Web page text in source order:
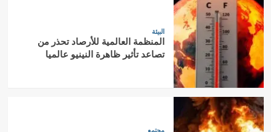
البيئة
المنظمة العالمية للأرصاد تحذر من
تصاعد تأثير ظاهرة النينيو عالميا
مجتمع